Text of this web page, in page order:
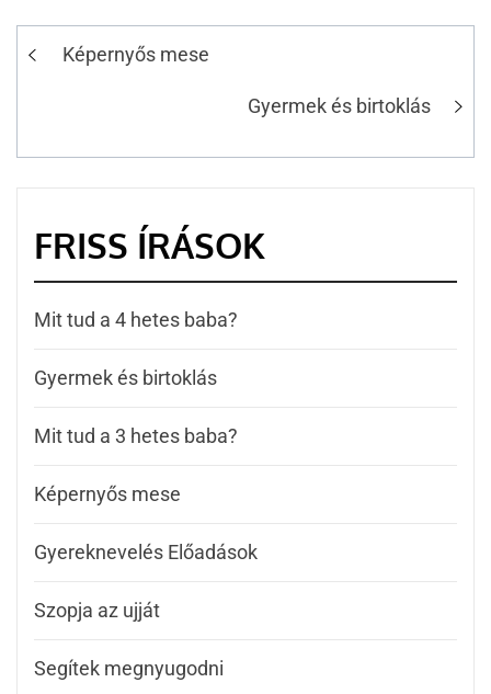
Képernyős mese
Gyermek és birtoklás
FRISS ÍRÁSOK
Mit tud a 4 hetes baba?
Gyermek és birtoklás
Mit tud a 3 hetes baba?
Képernyős mese
Gyereknevelés Előadások
Szopja az ujját
Segítek megnyugodni